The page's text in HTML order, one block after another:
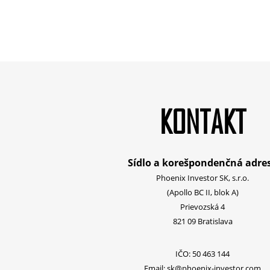
KONTAKT
Sídlo a korešpondenčná
Phoenix Investor SK, s.r.o.
(Apollo BC II, blok A)
Prievozská 4
821 09 Bratislava
IČO: 50 463 144